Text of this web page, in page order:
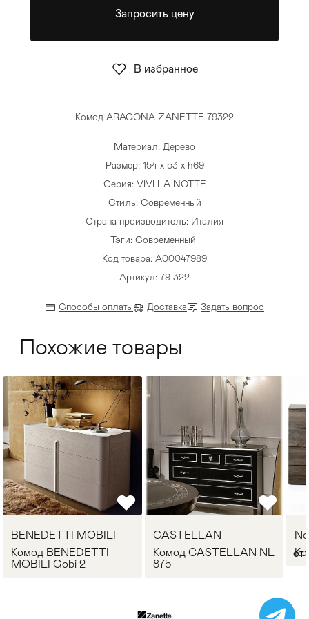
Комод ARAGONA ZANETTE 79322
Материал: Дерево
Размер: 154 x 53 x h69
Серия: VIVI LA NOTTE
Стиль: Современный
Страна производитель: Италия
Тэги: Современный
Код товара: A00047989
Артикул: 79 322
Способы оплаты Доставка Задать вопрос
Запросить цену
В избранное
Похожие товары
BENEDETTI MOBILI
Комод BENEDETTI
MOBILI Gobi 2
CASTELLAN
Комод CASTELLAN NL
875
от